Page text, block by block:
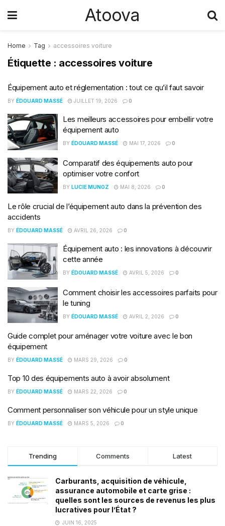
Atoova
Home Tag accessoires voiture
Étiquette : accessoires voiture
Équipement auto et réglementation : tout ce qu’il faut savoir
BY ÉDOUARD MASSÉ JUILLET 19, 2026 0
Les meilleurs accessoires pour embellir votre
équipement auto
BY ÉDOUARD MASSÉ MAI 17, 2026 0
Comparatif des équipements auto pour
optimiser votre confort
BY LUCIE MUNOZ MAI 8, 2026 0
Le rôle crucial de l’équipement auto dans la prévention des
accidents
BY ÉDOUARD MASSÉ AVRIL 26, 2026 0
Équipement auto : les innovations à découvrir
cette année
BY ÉDOUARD MASSÉ AVRIL 5, 2026 0
Comment choisir les accessoires parfaits pour
le tuning
BY ÉDOUARD MASSÉ AVRIL 2, 2026 0
Guide complet pour aménager votre voiture avec le bon
équipement
BY ÉDOUARD MASSÉ MARS 29, 2026 0
Top 10 des équipements auto à avoir absolument
BY ÉDOUARD MASSÉ MARS 22, 2026 0
Comment personnaliser son véhicule pour un style unique
BY ÉDOUARD MASSÉ MARS 5, 2026 0
Trending Comments Latest
Carburants, acquisition de véhicule,
assurance automobile et carte grise :
quelles sont les sources de revenus les plus
lucratives pour l’État ?
JUIN 16, 2025